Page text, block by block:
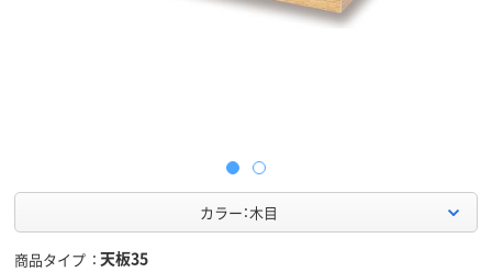
カラー：木目
商品タイプ 天板35